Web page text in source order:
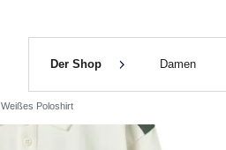
Der Shop Damen
Weißes Poloshirt